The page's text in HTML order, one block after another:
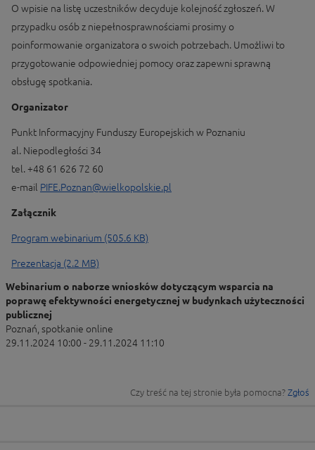
O wpisie na listę uczestników decyduje kolejność zgłoszeń. W
przypadku osób z niepełnosprawnościami prosimy o
poinformowanie organizatora o swoich potrzebach. Umożliwi to
przygotowanie odpowiedniej pomocy oraz zapewni sprawną
obsługę spotkania.
Organizator
Punkt Informacyjny Funduszy Europejskich w Poznaniu
al. Niepodległości 34
tel. +48 61 626 72 60
e-mail PIFE.Poznan@wielkopolskie.pl
Załącznik
Program webinarium (505.6 KB)
Prezentacja (2.2 MB)
Webinarium o naborze wniosków dotyczącym wsparcia na
poprawę efektywności energetycznej w budynkach użyteczności
publicznej
Poznań, spotkanie online
29.11.2024 10:00 - 29.11.2024 11:10
Czy treść na tej stronie była pomocna? Zgłoś